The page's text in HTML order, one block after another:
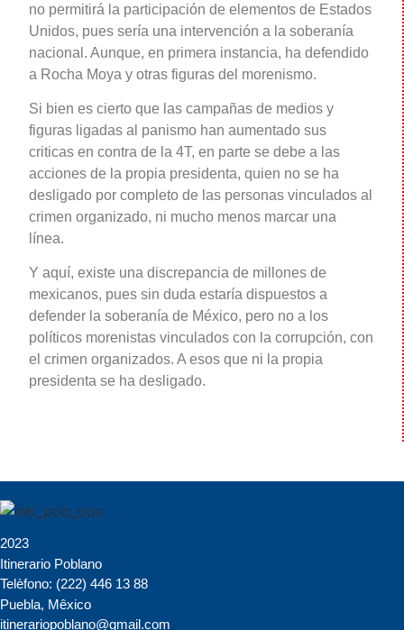
no permitirá la participación de elementos de Estados
Unidos, pues sería una intervención a la soberanía
nacional. Aunque, en primera instancia, ha defendido
a Rocha Moya y otras figuras del morenismo.
Si bien es cierto que las campañas de medios y
figuras ligadas al panismo han aumentado sus
criticas en contra de la 4T, en parte se debe a las
acciones de la propia presidenta, quien no se ha
desligado por completo de las personas vinculados al
crimen organizado, ni mucho menos marcar una
línea.
Y aquí, existe una discrepancia de millones de
mexicanos, pues sin duda estaría dispuestos a
defender la soberanía de México, pero no a los
políticos morenistas vinculados con la corrupción, con
el crimen organizados. A esos que ni la propia
presidenta se ha desligado.
2023
Itinerario Poblano
Telèfono: (222) 446 13 88
Puebla, Mêxico
itinerariopoblano@gmail.com